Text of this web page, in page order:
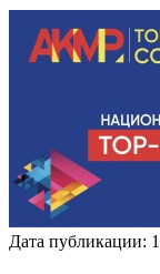
Дата публикации: